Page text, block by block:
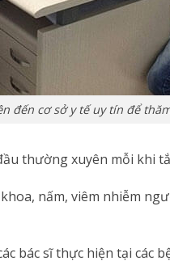
đến cơ sở y tế uy tín để
thường xuyên mỗi khi
nấm, viêm nhiễm
bác sĩ thực hiện tại các